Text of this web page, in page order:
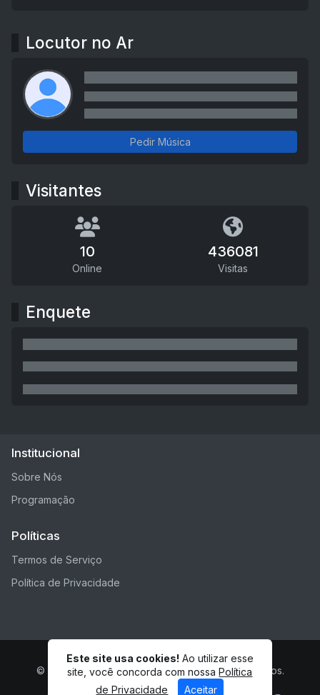
Locutor no Ar
Pedir Música
Visitantes
10
Online
436081
Visitas
Enquete
Institucional
Sobre Nós
Programação
Políticas
Termos de Serviço
Política de Privacidade
© Estrela Nova Web - Todos os direitos reservados.
Este site usa cookies! Ao utilizar esse
site, você concorda com nossaPolítica
de Privacidade
Aceitar